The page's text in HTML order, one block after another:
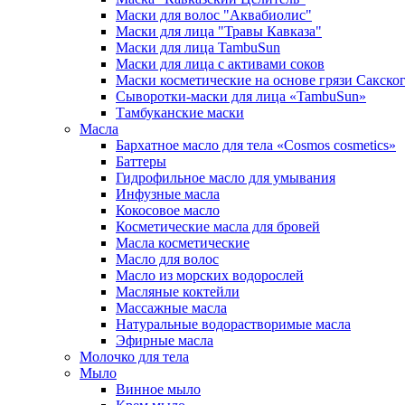
Маски для волос "Аквабиолис"
Маски для лица "Травы Кавказа"
Маски для лица TambuSun
Маски для лица с активами соков
Маски косметические на основе грязи
Сыворотки-маски для лица «TambuSun»
Тамбуканские маски
Масла
Бархатное масло для тела «Cosmos cosmetics»
Баттеры
Гидрофильное масло для умывания
Инфузные масла
Кокосовое масло
Косметические масла для бровей
Масла косметические
Масло для волос
Масло из морских водорослей
Масляные коктейли
Массажные масла
Натуральные водорастворимые масла
Эфирные масла
Молочко для тела
Мыло
Винное мыло